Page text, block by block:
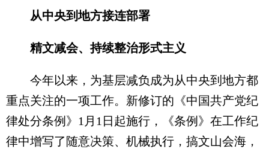
从中央到地方接连部署
精文减会、持续整治形式主义
今年以来，为基层减负成为从中央到地方都
重点关注的一项工作。新修订的《中国共产党纪
律处分条例》1月1日起施行，《条例》在工作纪
律中增写了随意决策、机械执行，搞文山会海，